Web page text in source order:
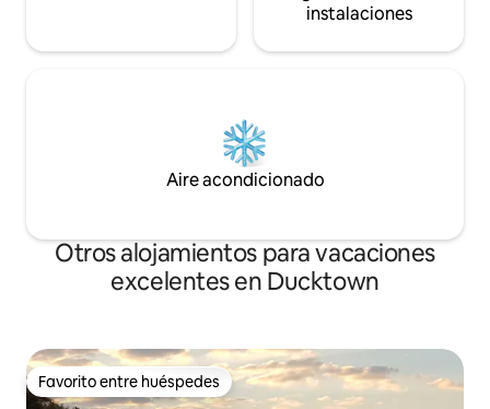
instalaciones
Aire acondicionado
Otros alojamientos para vacaciones
excelentes en Ducktown
Favorito entre huéspedes
Favorito entre huéspedes